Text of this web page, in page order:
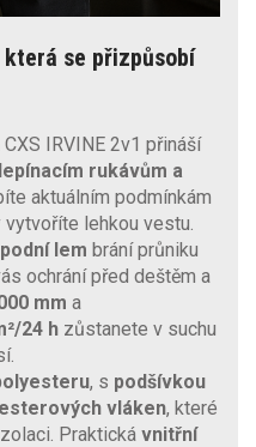
která se přizpůsobí
IRVINE 2v1 přináší
rukávům a
aktuálním podmínkám
lehkou vestu.
lem brání průniku
ochrání před deštěm a
mm a
24 h zůstanete v suchu
, s podšívkou
vláken, které
Praktická vnitřní